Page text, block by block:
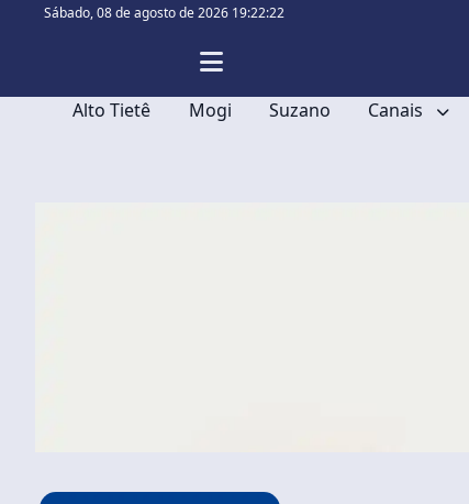
Sábado,08 de agosto de 2026 19:22:23
Alto Tietê Mogi Suzano Canais